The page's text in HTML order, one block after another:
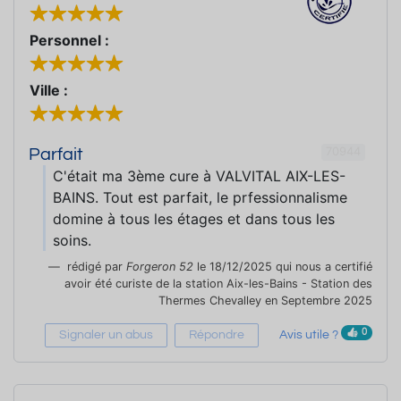
Personnel :
Ville :
Parfait
C'était ma 3ème cure à VALVITAL AIX-LES-
BAINS. Tout est parfait, le prfessionnalisme
domine à tous les étages et dans tous les
soins.
rédigé par Forgeron 52 le 18/12/2025 qui nous a certifié
avoir été curiste de la station Aix-les-Bains - Station des
Thermes Chevalley en Septembre 2025
Signaler un abus Répondre Avis utile ? 0